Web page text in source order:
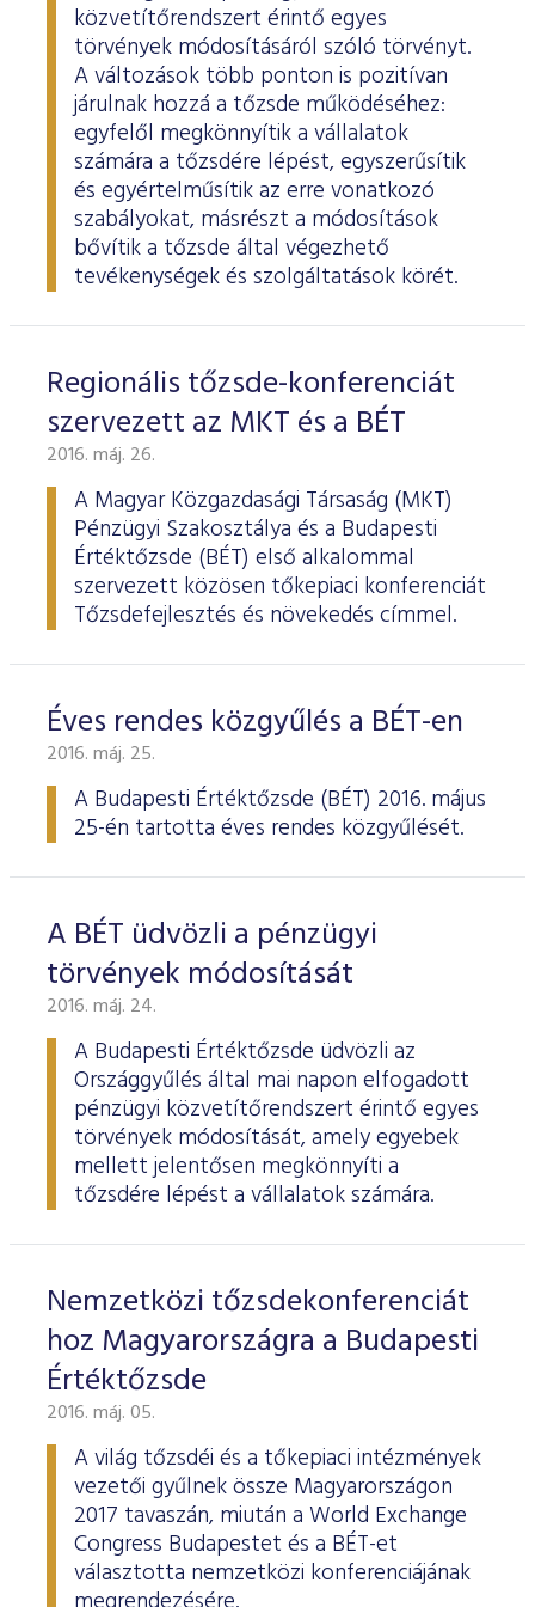
ESG Útmutató
közvetítőrendszert érintő egyes
törvények módosításáról szóló törvényt.
A változások több ponton is pozitívan
járulnak hozzá a tőzsde működéséhez:
egyfelől megkönnyítik a vállalatok
számára a tőzsdére lépést, egyszerűsítik
és egyértelműsítik az erre vonatkozó
szabályokat, másrészt a módosítások
bővítik a tőzsde által végezhető
tevékenységek és szolgáltatások körét.
Regionális tőzsde-konferenciát
szervezett az MKT és a BÉT
2016. máj. 26.
A Magyar Közgazdasági Társaság (MKT)
Pénzügyi Szakosztálya és a Budapesti
Értéktőzsde (BÉT) első alkalommal
szervezett közösen tőkepiaci konferenciát
Tőzsdefejlesztés és növekedés címmel.
Éves rendes közgyűlés a BÉT-en
2016. máj. 25.
A Budapesti Értéktőzsde (BÉT) 2016. május
25-én tartotta éves rendes köz­gyűlését.
A BÉT üdvözli a pénzügyi
törvények módosítását
2016. máj. 24.
A Budapesti Értéktőzsde üdvözli az
Országgyűlés által mai napon elfogadott
pénzügyi közvetítőrendszert érintő egyes
törvények módosítását, amely egyebek
mellett jelentősen megkönnyíti a
tőzsdére lépést a vállalatok számára.
Nemzetközi tőzsdekonferenciát
hoz Magyarországra a Budapesti
Értéktőzsde
2016. máj. 05.
A világ tőzsdéi és a tőkepiaci intézmények
vezetői gyűlnek össze Magyarországon
2017 tavaszán, miután a World Exchange
Congress Budapestet és a BÉT-et
választotta nemzetközi konferenciájának